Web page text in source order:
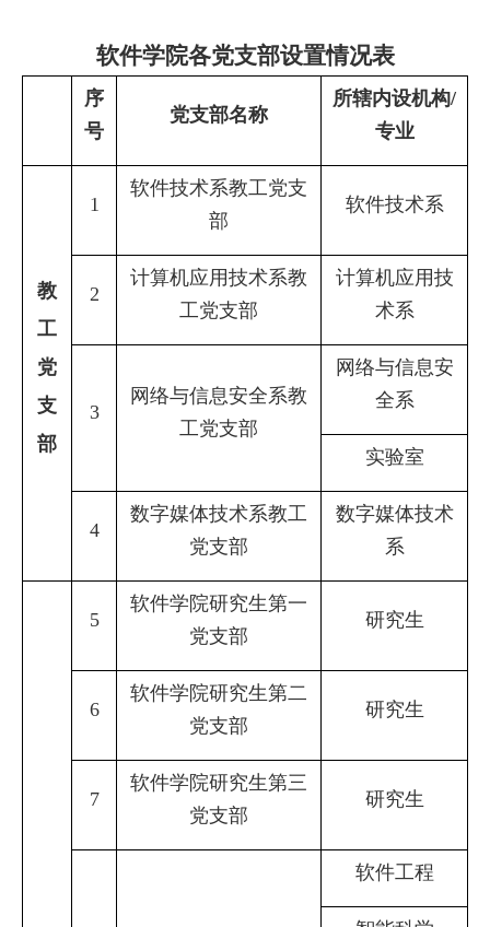
软件学院各党支部设置情况表
序
号
党支部名称
所辖内设机构/
专业
教
工
党
支
部
1
软件技术系教工党支
部
软件技术系
2
计算机应用技术系教
工党支部
计算机应用技
术系
3
网络与信息安全系教
工党支部
网络与信息安
全系
实验室
4
数字媒体技术系教工
党支部
数字媒体技术
系
5
软件学院研究生第一
党支部
研究生
6
软件学院研究生第二
党支部
研究生
7
软件学院研究生第三
党支部
研究生
软件工程